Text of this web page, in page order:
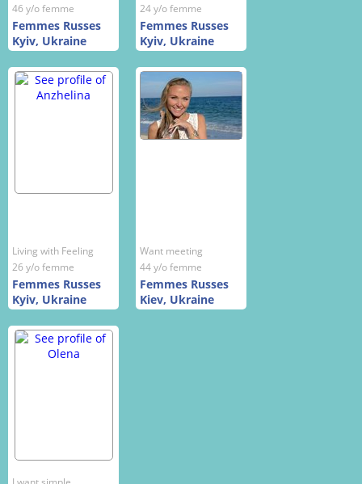
46 y/o femme
Femmes Russes
Kyiv, Ukraine
24 y/o femme
Femmes Russes
Kyiv, Ukraine
Living with Feeling
26 y/o femme
Femmes Russes
Kyiv, Ukraine
Want meeting
44 y/o femme
Femmes Russes
Kiev, Ukraine